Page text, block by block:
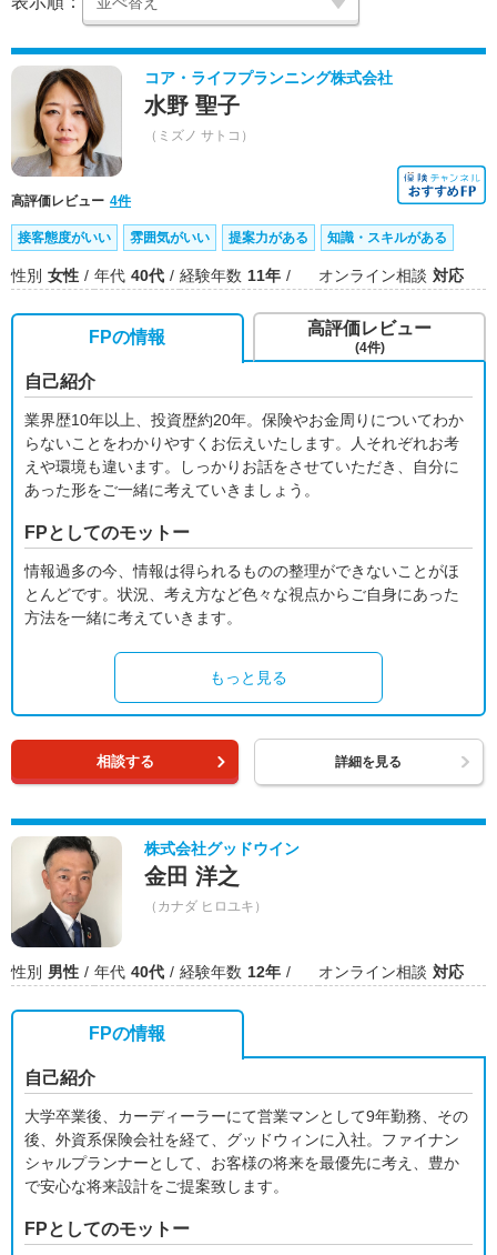
コア・ライフプランニング株式会社
水野 聖子
（ミズノ サトコ）
高評価レビュー 4件
接客態度がいい 雰囲気がいい 提案力がある 知識・スキルがある
性別 女性 年代 40代 経験年数 11年 オンライン相談 対応
FPの情報
自己紹介
業界歴10年以上、投資歴約20年。保険やお金周りについてわか
らないことをわかりやすくお伝えいたします。人それぞれお考
えや環境も違います。しっかりお話をさせていただき、自分に
あった形をご一緒に考えていきましょう。
FPとしてのモットー
情報過多の今、情報は得られるものの整理ができないことがほ
とんどです。状況、考え方など色々な視点からご自身にあった
方法を一緒に考えていきます。
もっと見る
高評価レビュー
(4件)
相談する 詳細を見る
株式会社グッドウイン
金田 洋之
（カナダ ヒロユキ）
性別 男性 年代 40代 経験年数 12年 オンライン相談 対応
FPの情報
自己紹介
大学卒業後、カーディーラーにて営業マンとして9年勤務、その
後、外資系保険会社を経て、グッドウィンに入社。ファイナン
シャルプランナーとして、お客様の将来を最優先に考え、豊か
で安心な将来設計をご提案致します。
FPとしてのモットー